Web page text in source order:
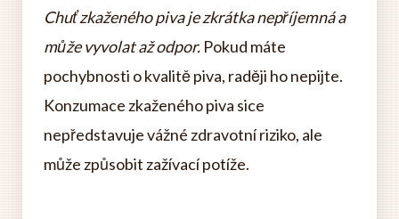
Chuť zkaženého piva je zkrátka nepříjemná a
může vyvolat až odpor. Pokud máte
pochybnosti o kvalitě piva, raději ho nepijte.
Konzumace zkaženého piva sice
nepředstavuje vážné zdravotní riziko, ale
může způsobit zažívací potíže.